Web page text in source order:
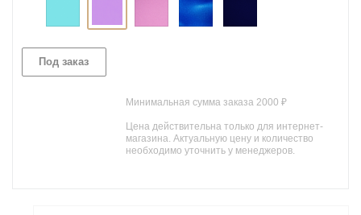
Под заказ
Минимальная сумма заказа 2000 ₽
Цена действительна только для интернет-
магазина. Актуальную цену и количество
необходимо уточнить у менеджеров.